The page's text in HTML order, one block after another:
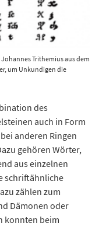
Trithemius aus dem
um Unkundigen die
des
auch in Form
anderen Ringen
gehören Wörter,
aus einzelnen
schriftähnliche
zählen zum
Dämonen oder
konnten beim